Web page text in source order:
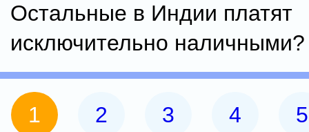
Остальные в Индии платят
исключительно наличными?
1 2 3 4 5